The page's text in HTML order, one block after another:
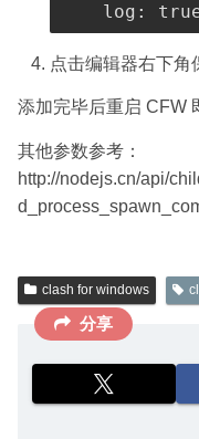
log :
点击编辑器右下角
添加完毕后重启 CFW
其他参数参考：
http://nodejs.cn/api/
clash for windows
分享